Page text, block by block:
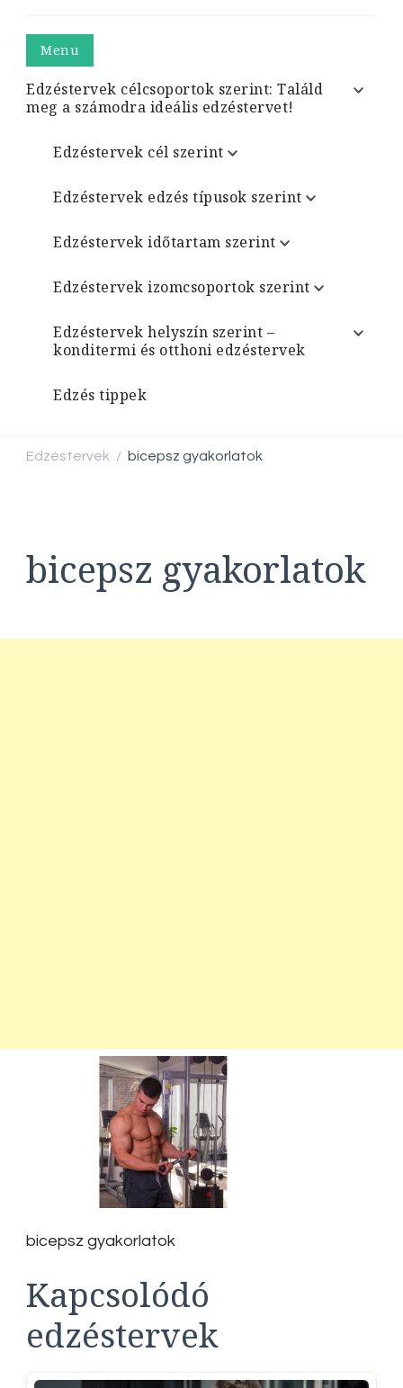
Menu
Edzéstervek célcsoportok szerint: Találd
meg a számodra ideális edzéstervet!
Edzéstervek cél szerint
Edzéstervek edzés típusok szerint
Edzéstervek időtartam szerint
Edzéstervek izomcsoportok szerint
Edzéstervek helyszín szerint –
konditermi és otthoni edzéstervek
Edzés tippek
Edzéstervek / bicepsz gyakorlatok
bicepsz gyakorlatok
bicepsz gyakorlatok
Kapcsolódó
edzéstervek